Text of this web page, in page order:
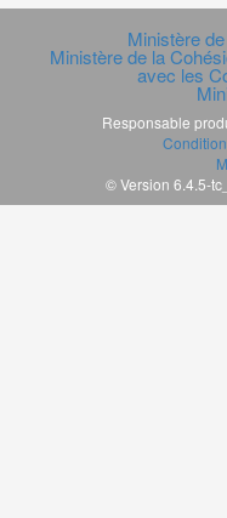
Ministère
Ministère de la
avec les
Responsable
© Version 6.4.5-